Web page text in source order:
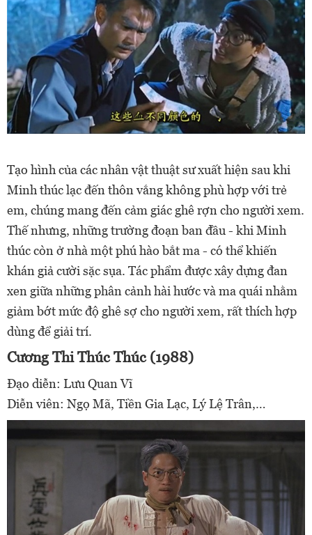
Tạo hình của các nhân vật thuật sư xuất hiện sau khi
Minh thúc lạc đến thôn vắng không phù hợp với trẻ
em, chúng mang đến cảm giác ghê rợn cho người xem.
Thế nhưng, những trường đoạn ban đầu - khi Minh
thúc còn ở nhà một phú hào bắt ma - có thể khiến
khán giả cười sặc sụa. Tác phẩm được xây dựng đan
xen giữa những phân cảnh hài hước và ma quái nhằm
giảm bớt mức độ ghê sợ cho người xem, rất thích hợp
dùng để giải trí.
Cương Thi Thúc Thúc (1988)
Đạo diễn: Lưu Quan Vĩ
Diễn viên: Ngọ Mã, Tiền Gia Lạc, Lý Lệ Trân,…